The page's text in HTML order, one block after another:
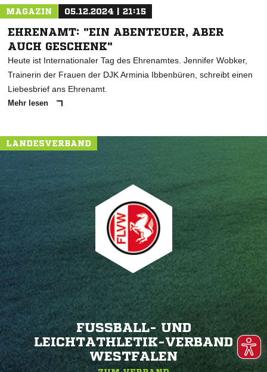
MAGAZIN 05.12.2024 | 21:15
EHRENAMT: "EIN ABENTEUER, ABER
AUCH GESCHENK"
Heute ist Internationaler Tag des Ehrenamtes. Jennifer Wobker,
Trainerin der Frauen der DJK Arminia Ibbenbüren, schreibt einen
Liebesbrief ans Ehrenamt.
Mehr lesen
LANDESVERBAND
FUSSBALL- UND L
EICHTATHLETIK-VERBAND W
ESTFALEN